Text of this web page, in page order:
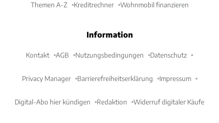
Themen A-Z Kreditrechner Wohnmobil finanzieren
Information
Kontakt AGB Nutzungsbedingungen Datenschutz
Privacy Manager Barrierefreiheitserklärung Impressum
Digital-Abo hier kündigen Redaktion Widerruf digitaler Käufe